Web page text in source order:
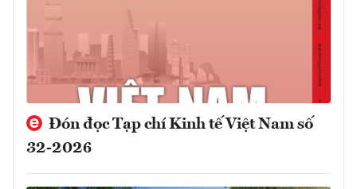
Đón đọc Tạp chí Kinh tế Việt Nam số
32-2026